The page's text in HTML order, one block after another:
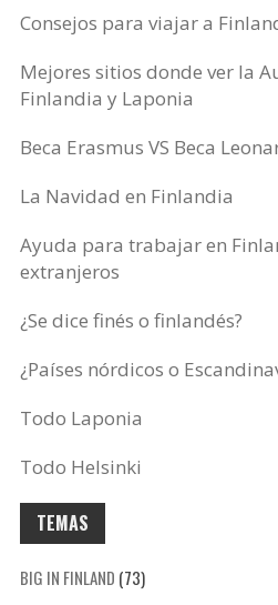
Consejos para viajar a
Mejores sitios donde ver la
Finlandia y Laponia
Beca Erasmus VS Beca
La Navidad en Finlandia
Ayuda para trabajar en
extranjeros
¿Se dice finés o finlandés?
¿Países nórdicos o
Todo Laponia
Todo Helsinki
TEMAS
BIG IN FINLAND (73)